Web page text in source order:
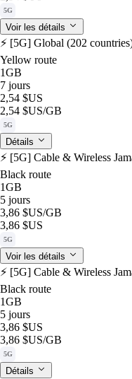
5G
Voir les détails
⚡️ [5G] Global (202
Yellow route
1GB
7 jours
2,54 $US
2,54 $US/GB
5G
Détails
⚡️ [5G] Cable & Wireless
Black route
1GB
5 jours
3,86 $US/GB
3,86 $US
5G
Voir les détails
⚡️ [5G] Cable & Wireless
Black route
1GB
5 jours
3,86 $US
3,86 $US/GB
5G
Détails